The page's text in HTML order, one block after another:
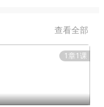
查看全部
1章1课